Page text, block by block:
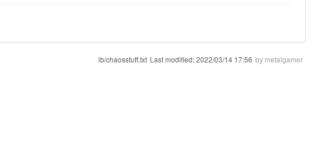
lb/chaosstuff.txt Last modified:2022/03/14 17:56 by metalgamer